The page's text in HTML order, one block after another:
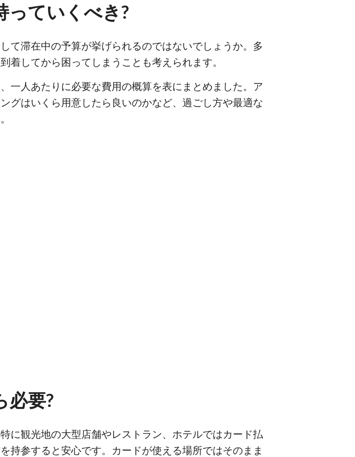
っていくべき?
て滞在中の予算が挙げられるのではないでしょうか。多
してから困ってしまうことも考えられます。
一人あたりに必要な費用の概算を表にまとめました。ア
グはいくら用意したら良いのかなど、過ごし方や最適な
必要?
に観光地の大型店舗やレストラン、ホテルではカード払
持参すると安心です。カードが使える場所ではそのまま